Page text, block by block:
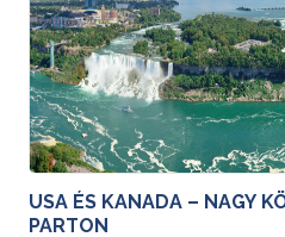
USA ÉS KANADA – NAGY
PARTON